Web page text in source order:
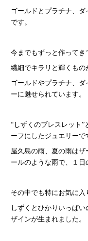
ゴールドとプラチナ、
です。
今までもずっと作ってき
繊細でキラリと輝くもの
ゴールドやプラチナ、
ーに魅せられています。
“しずくのブレスレット”
ーフにしたジュエリーで
屋久島の雨、夏の雨は
ールのような雨で、１日
その中でも特にお気に入
しずくとひかりいっぱ
ザインが生まれました。